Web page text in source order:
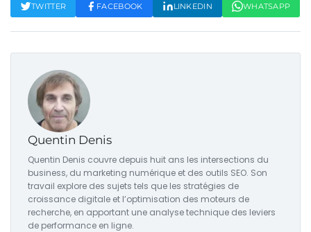
TWITTER FACEBOOK LINKEDIN WHATSAPP
Quentin Denis
Quentin Denis couvre depuis huit ans les intersections du
business, du marketing numérique et des outils SEO. Son
travail explore des sujets tels que les stratégies de
croissance digitale et l’optimisation des moteurs de
recherche, en apportant une analyse technique des leviers
de performance en ligne.